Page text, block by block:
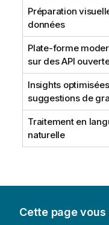
Préparation
données
Plate-forme
sur des API
Insights
suggestions de
Traitement en
naturelle
Cette page